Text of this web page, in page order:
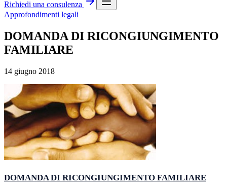
Richiedi una consulenza
Approfondimenti legali
DOMANDA DI RICONGIUNGIMENTO
FAMILIARE
14 giugno 2018
DOMANDA DI RICONGIUNGIMENTO FAMILIARE